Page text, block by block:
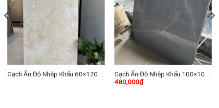
Gạch Ấn Độ Nhập Khẩu 60×120
Gạch Ấn Độ Nhập Khẩu 100×100
(cm) TDVH-02
480,000₫